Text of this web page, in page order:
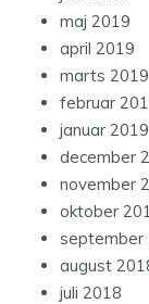
maj 2019
april 2019
marts 2019
februar
januar 2019
december
november
oktober
september
august
juli 2018